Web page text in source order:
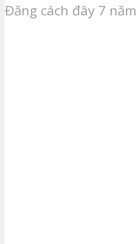
Đăng cách đây 7 năm